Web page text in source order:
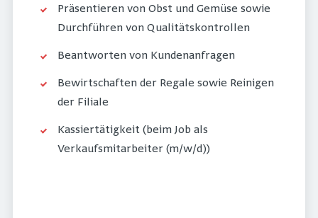
Präsentieren von Obst und Gemüse sowie
Durchführen von Qualitätskontrollen
Beantworten von Kundenanfragen
Bewirtschaften der Regale sowie Reinigen
der Filiale
Kassiertätigkeit (beim Job als
Verkaufsmitarbeiter (m/w/d))